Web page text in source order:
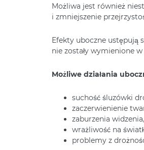
Możliwa jest również
i zmniejszenie
Efekty uboczne ustępują
nie zostały wymienione
Możliwe działania
suchość śluzówki
zaczerwienienie
zaburzenia widzenia,
wrażliwość na
problemy z